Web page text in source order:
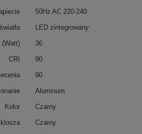
50Hz AC 220-240
LED zintegrowany
(Watt) 36
CRI 90
90
Aluminum
Kolor Czarny
Czarny